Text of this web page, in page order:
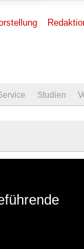
Studien